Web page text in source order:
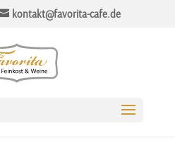
kontakt@favorita-cafe.de